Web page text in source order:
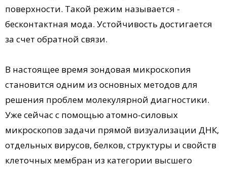
поверхности. Такой режим называется -
бесконтактная мода. Устойчивость достигается
за счет обратной связи.
В настоящее время зондовая микроскопия
становится одним из основных методов для
решения проблем молекулярной диагностики.
Уже сейчас с помощью атомно-силовых
микроскопов задачи прямой визуализации ДНК,
отдельных вирусов, белков, структуры и свойств
клеточных мембран из категории высшего